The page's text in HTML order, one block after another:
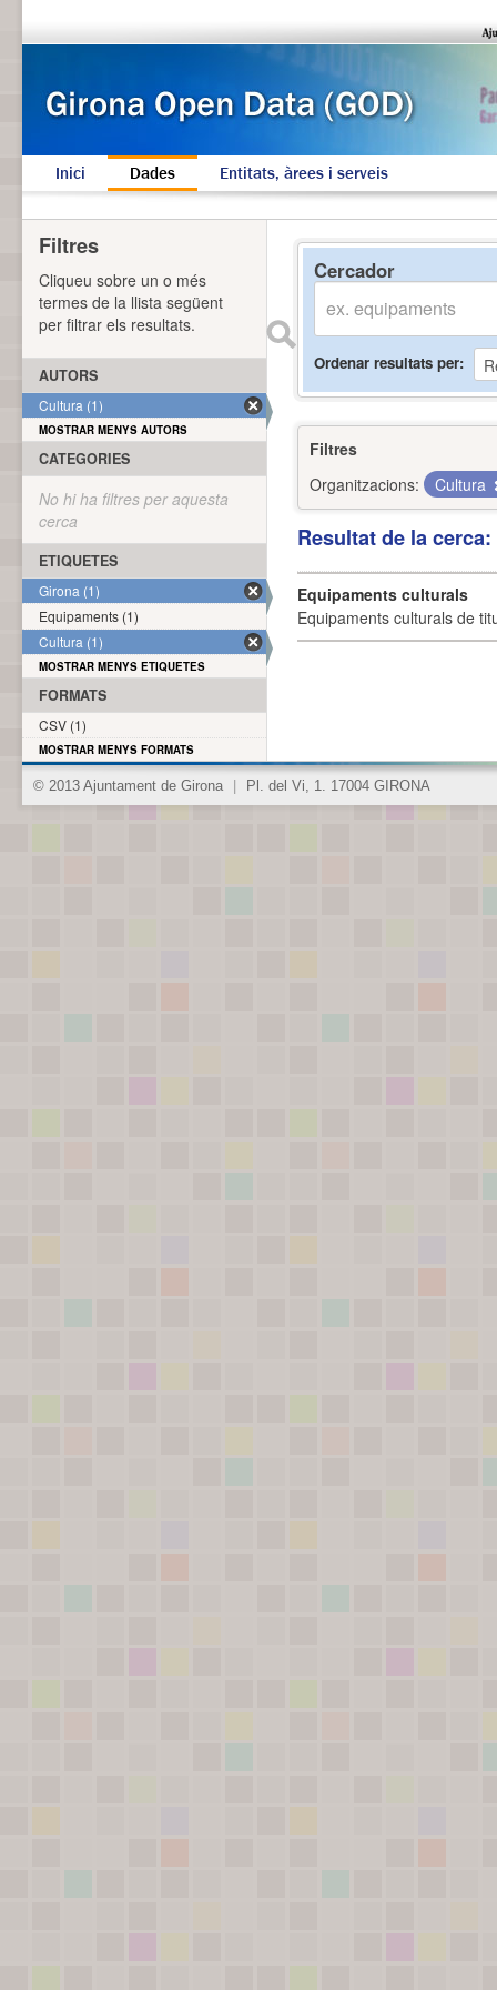
Inici Dades Entitats, àrees i serveis
Cercador
Ordenar resultats per
Filtres
Organitzacions:
Cultura
Resultat de la
Equipaments culturals
Equipaments culturals de
Filtres
Cliqueu sobre un o més
termes de la llista següent
per filtrar els resultats.
AUTORS
Cultura (1)
MOSTRAR MENYS AUTORS
CATEGORIES
No hi ha filtres per aquesta
cerca
ETIQUETES
Girona (1)
Equipaments (1)
Cultura (1)
MOSTRAR MENYS ETIQUETES
FORMATS
CSV (1)
MOSTRAR MENYS FORMATS
© 2013 Ajuntament de Girona Pl. del Vi, 1. 17004 GIRONA